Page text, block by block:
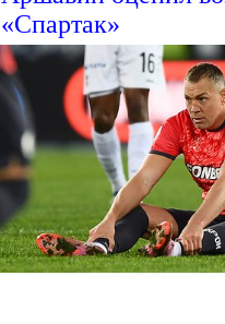
«Спартак»